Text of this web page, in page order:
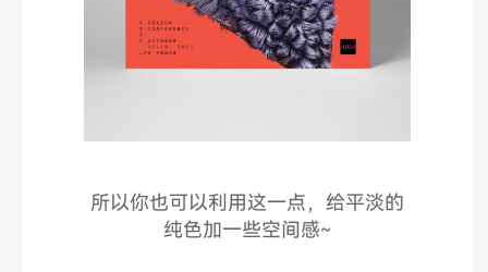
所以你也可以利用这一点，给平淡的
纯色加一些空间感~